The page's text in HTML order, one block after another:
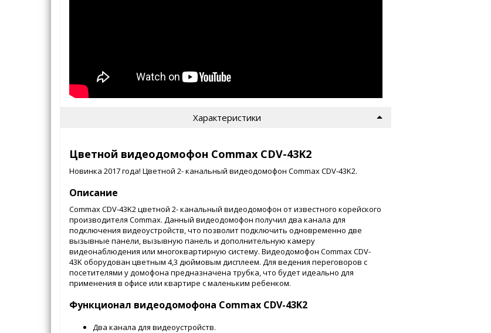
Характеристики
Цветной видеодомофон Commax CDV-43K2
Новинка 2017 года! Цветной 2- канальный видеодомофон Commax CDV-43K2.
Описание
Commax CDV-43K2 цветной 2- канальный видеодомофон от известного корейского
производителя Commax. Данный видеодомофон получил два канала для
подключения видеоустройств, что позволит подключить одновременно две
вызывные панели, вызывную панель и дополнительную камеру
видеонаблюдения или многоквартирную систему. Видеодомофон Commax CDV-
43K оборудован цветным 4,3 дюймовым дисплеем. Для ведения переговоров с
посетителями у домофона предназначена трубка, что будет идеально для
применения в офисе или квартире с маленьким ребенком.
Функционал видеодомофона Commax CDV-43K2
Два канала для видеоустройств.